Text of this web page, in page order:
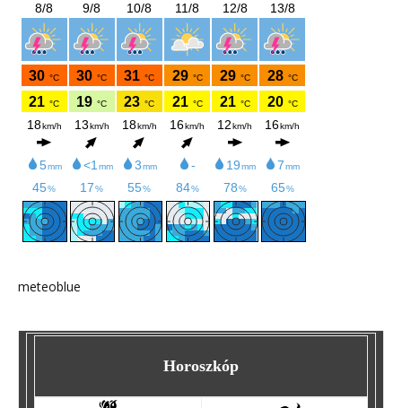
meteoblue
Horoszkóp